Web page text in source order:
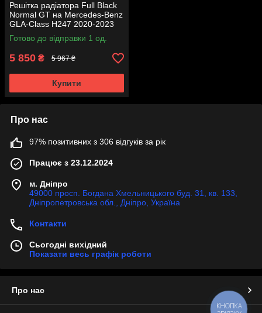
Решітка радіатора Full Black
Normal GT на Mercedes-Benz
GLA-Class H247 2020-2023
року
Готово до відправки 1 од.
5 850 ₴ 5 967 ₴
Купити
Про нас
97% позитивних з 306 відгуків за рік
Працює з 23.12.2024
м. Дніпро
49000 просп. Богдана Хмельницького буд. 31, кв. 133,
Дніпропетровська обл., Дніпро, Україна
Контакти
Сьогодні вихідний
Показати весь графік роботи
Про нас
КНОПКА